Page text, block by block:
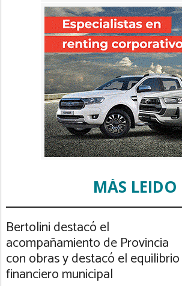
MÁS LEIDO
Bertolini destacó el
acompañamiento de Provincia
con obras y destacó el equilibrio
financiero municipal